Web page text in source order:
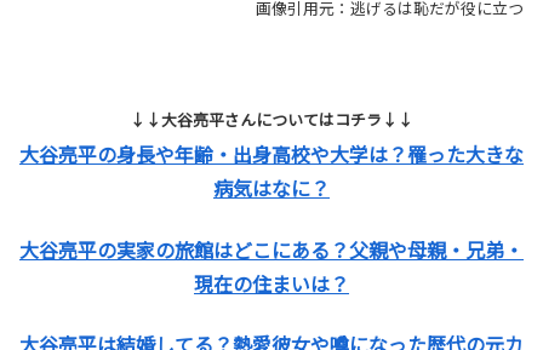
画像引用元：逃げるは恥だが役に立つ
↓↓大谷亮平さんについてはコチラ↓↓
大谷亮平の身長や年齢・出身高校や大学は？罹った大きな
病気はなに？
大谷亮平の実家の旅館はどこにある？父親や母親・兄弟・
現在の住まいは？
大谷亮平は結婚してる？熱愛彼女や噂になった歴代の元カ